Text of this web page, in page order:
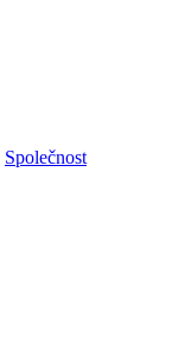
Společnost